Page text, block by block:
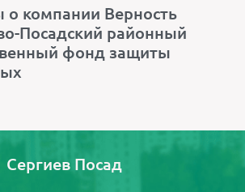
компании Верность
Посадский районный
фонд защиты
Сергиев Посад